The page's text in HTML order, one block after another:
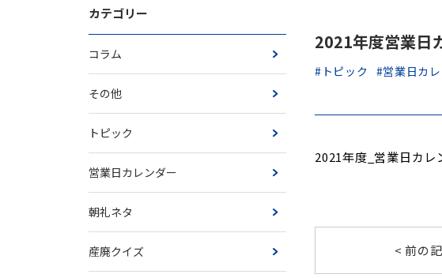
カテゴリー
コラム
その他
トピック
営業日カレンダー
朝礼ネタ
産廃クイズ
2021年度営業日
#トピック #営業日カ
2021年度_営業日カレ
< 前の